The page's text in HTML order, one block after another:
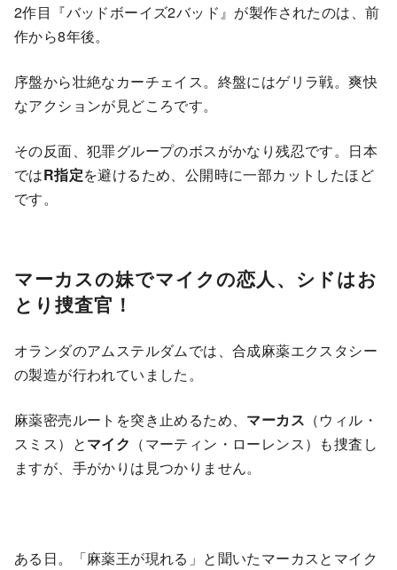
2作目『バッドボーイズ2バッド』が製作されたのは、前
作から8年後。
序盤から壮絶なカーチェイス。終盤にはゲリラ戦。爽快
なアクションが見どころです。
その反面、犯罪グループのボスがかなり残忍です。日本
ではR指定を避けるため、公開時に一部カットしたほど
です。
マーカスの妹でマイクの恋人、シドはお
とり捜査官！
オランダのアムステルダムでは、合成麻薬エクスタシー
の製造が行われていました。
麻薬密売ルートを突き止めるため、 マーカス （ウィル・
スミス）とマイク （マーティン・ローレンス）も捜査し
ますが、手がかりは見つかりません。
ある日。「麻薬王が現れる」と聞いたマーカスとマイク